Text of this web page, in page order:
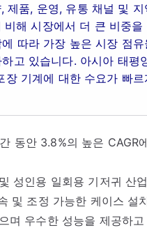
품, 운영, 유통 채널 및
해 시장에서 더 큰 비중
따라 가장 높은 시장 점
고 있습니다. 아시아 태평
기계에 대한 수요가 빠
동안 3.8%의 높은 CAGR
성인용 일회용 기저귀 산
및 조정 가능한 케이스 설
며 우수한 성능을 제공하